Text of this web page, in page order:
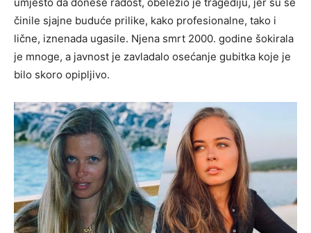
umjesto da donese radost, obeležio je tragediju, jer su se
činile sjajne buduće prilike, kako profesionalne, tako i
lične, iznenada ugasile. Njena smrt 2000. godine šokirala
je mnoge, a javnost je zavladalo osećanje gubitka koje je
bilo skoro opipljivo.